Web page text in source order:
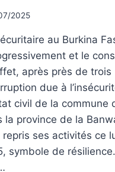
2025
au Burkina
et le
après près de trois
due à
civil de la commune
la province de la
ses activités ce
symbole de résilience.